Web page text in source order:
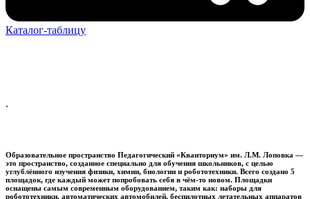
Каталог-таблицу
.
Образовательное пространство Педагогический «Кванториум» им. Л.М. Лоповка —
это пространство, созданное специально для обучения школьников, с целью
углублённого изучения физики, химии, биологии и робототехники. Всего создано 5
площадок, где каждый может попробовать себя в чём-то новом. Площадки
оснащены самым современным оборудованием, таким как: наборы для
робототехники, автоматических автомобилей, беспилотных летательных аппаратов